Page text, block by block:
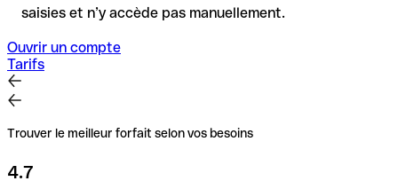
saisies et n’y accède pas manuellement.
Ouvrir un compte
Tarifs
Trouver le meilleur forfait selon vos besoins
4.7